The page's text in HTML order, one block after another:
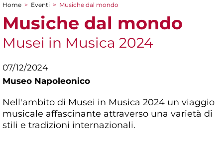
Tu sei qui
Home > Eventi > Musiche dal mondo
Musiche dal mondo
Musei in Musica 2024
07/12/2024
Museo Napoleonico
Nell'ambito di Musei in Musica 2024 un viaggio
musicale affascinante attraverso una varietà di
stili e tradizioni internazionali.